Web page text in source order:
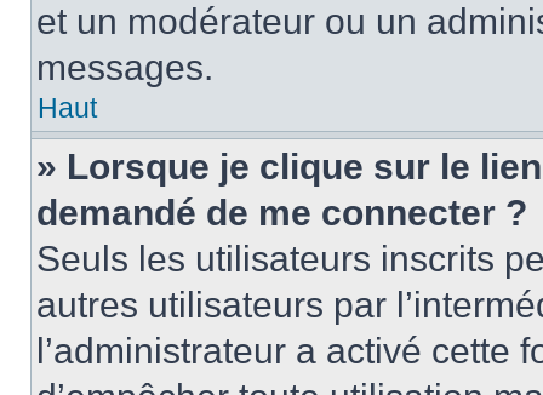
et un modérateur ou un
messages.
Haut
» Lorsque je clique sur le
demandé de me connecter ?
Seuls les utilisateurs inscrits
autres utilisateurs par
l’administrateur a activé cette